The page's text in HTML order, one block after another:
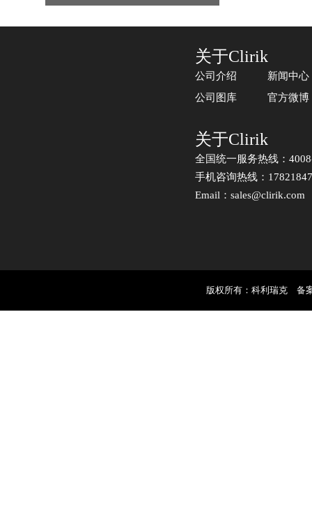
关于Clirik
公司介绍
新闻中心
公司图库
官方微博
关于Clirik
全国统一服务热线：
手机咨询热线：
Email：sales@clirik.com
版权所有：科利瑞克 备